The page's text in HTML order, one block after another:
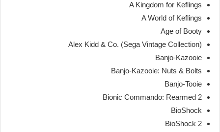
A Kingdom for Keflings
A World of Keflings
Age of Booty
Alex Kidd & Co. (Sega Vintage Collection)
Banjo-Kazooie
Banjo-Kazooie: Nuts & Bolts
Banjo-Tooie
Bionic Commando: Rearmed 2
BioShock
BioShock 2